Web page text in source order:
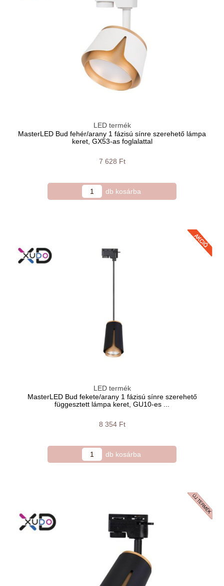
LED termék
MasterLED Bud fehér/arany 1 fázisú sínre szerehető lámpa
keret, GX53-as foglalattal
7 628 Ft
LED termék
MasterLED Bud fekete/arany 1 fázisú sínre szerehető
függesztett lámpa keret, GU10-es ...
8 354 Ft